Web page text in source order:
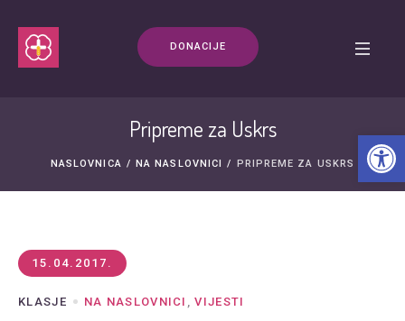
DONACIJE
Pripreme za Uskrs
NASLOVNICA / NA NASLOVNICI / PRIPREME ZA USKRS
15.04.2017.
KLASJE NA NASLOVNICI ,VIJESTI